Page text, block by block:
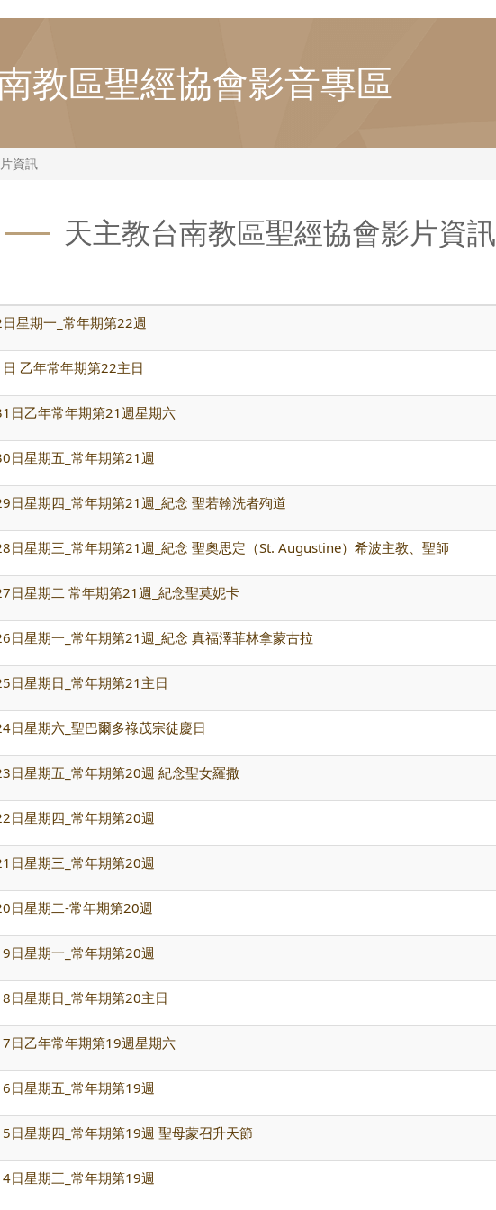
教區聖經協會影音專區
資訊
天主教台南教區聖經協會影片資訊
星期一_常年期第22週
乙年常年期第22主日
日乙年常年期第21週星期六
日星期五_常年期第21週
日星期四_常年期第21週_紀念 聖若翰洗者殉道
日星期三_常年期第21週_紀念 聖奧思定（St. Augustine）希波主教、聖師
日星期二 常年期第21週_紀念聖莫妮卡
日星期一_常年期第21週_紀念 真福澤菲林拿蒙古拉
日星期日_常年期第21主日
日星期六_聖巴爾多祿茂宗徒慶日
日星期五_常年期第20週 紀念聖女羅撒
日星期四_常年期第20週
日星期三_常年期第20週
日星期二-常年期第20週
日星期一_常年期第20週
日星期日_常年期第20主日
日乙年常年期第19週星期六
日星期五_常年期第19週
日星期四_常年期第19週 聖母蒙召升天節
日星期三_常年期第19週